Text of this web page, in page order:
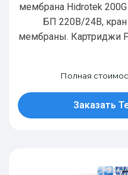
мембрана Hidrotek
БП 220В/24В,
мембраны. Картриджи
Полная
Заказать